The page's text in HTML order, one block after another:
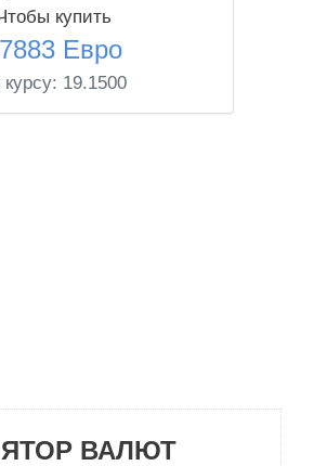
купить
Евро
курсу: 19.1500
ВАЛЮТ